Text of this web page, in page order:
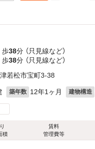
歩38分 （只見線など）
歩38分 （只見線など）
若松市宝町3-38
築年数 12年1ヶ月 建物構造
積
賃料
管理費等